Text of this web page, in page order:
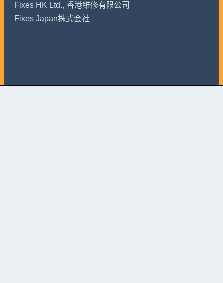
Fixes HK Ltd., 香港維修有限公司
Fixes Japan株式会社